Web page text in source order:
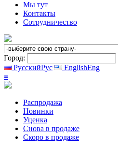
Мы тут
Контакты
Сотрудничество
Город:
РусскийРус EnglishEng
≡
Распродажа
Новинки
Уценка
Снова в продаже
Скоро в продаже